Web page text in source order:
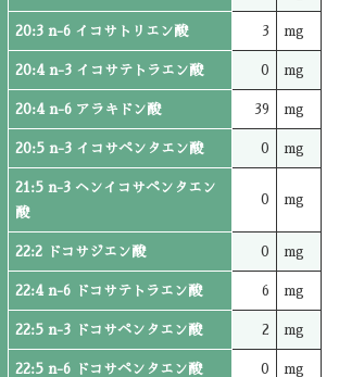
20:3 n-6 イコサトリエン酸 3 mg
20:4 n-3 イコサテトラエン酸 0 mg
20:4 n-6 アラキドン酸 39 mg
20:5 n-3 イコサペンタエン酸 0 mg
21:5 n-3 ヘンイコサペンタエン
酸
0 mg
22:2 ドコサジエン酸 0 mg
22:4 n-6 ドコサテトラエン酸 6 mg
22:5 n-3 ドコサペンタエン酸 2 mg
22:5 n-6 ドコサペンタエン酸 0 mg